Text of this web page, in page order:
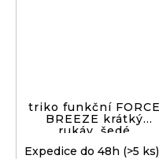
triko funkční FORCE
BREEZE krátký
rukáv, šedé
Expedice do 48h (>5 ks)